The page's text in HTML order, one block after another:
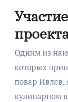
Одним из
которых
повар Ивлев,
кулинарном